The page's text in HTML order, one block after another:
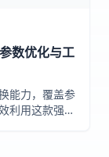
数优化与工
能力，覆盖参
利用这款强大